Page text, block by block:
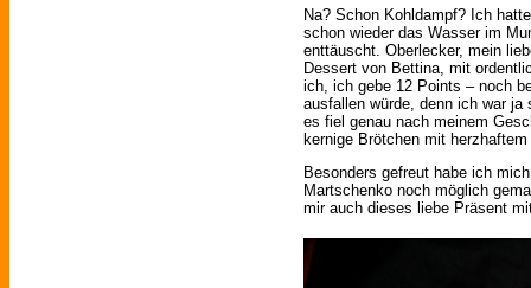
Na? Schon Kohldampf? Ich
schon wieder das Wasser im
enttäuscht. Oberlecker, mein
Dessert von Bettina, mit
ich, ich gebe 12 Points – noch
ausfallen würde, denn ich war
es fiel genau nach meinem
kernige Brötchen mit
Besonders gefreut habe ich
Martschenko noch möglich
mir auch dieses liebe Präsent